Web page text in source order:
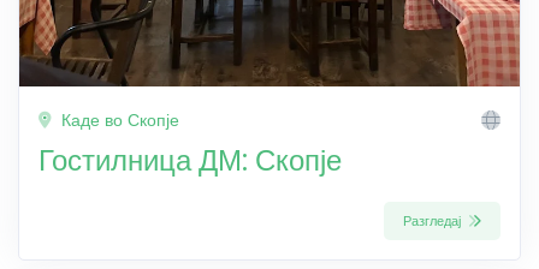
Каде во Скопје
Гостилница ДМ: Скопје
Разгледај